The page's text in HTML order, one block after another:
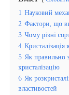
1 Науковий
2 Фактори, що
3 Чому різні
4 Кристалізація
5 Як правильно
кристалізацію
6 Як
властивостей